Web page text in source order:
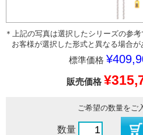
＊上記の写真は選択したシリーズの参考
お客様が選択した形式と異なる場合が
標準価格
販売価格
ご希望の数量をご
数量